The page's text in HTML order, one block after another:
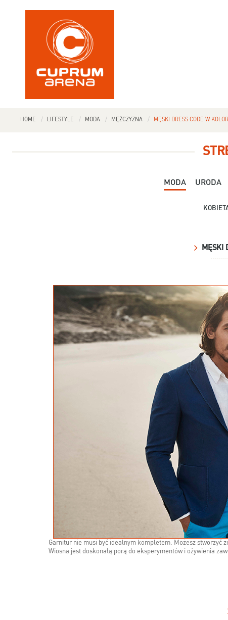
HOME LIFESTYLE MODA MĘŻCZYZNA MĘSKI DRESS CODE W
MODA URODA
MĘSKI
Garnitur nie musi być idealnym kompletem. Możesz stworzyć
Wiosna jest doskonałą porą do eksperymentów i ożywienia